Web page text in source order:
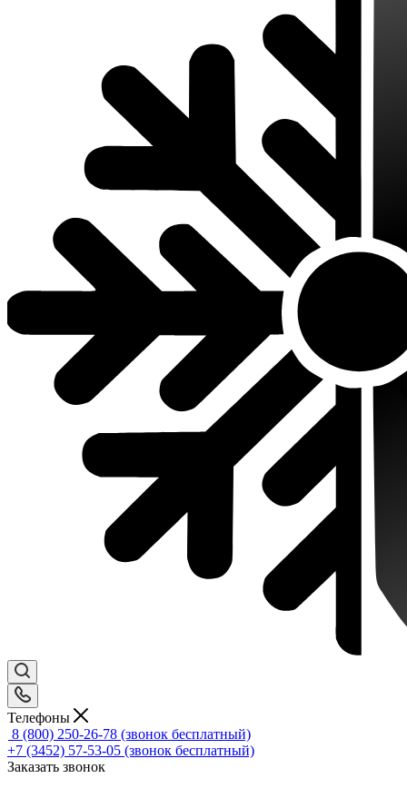
Телефоны
8 (800) 250-26-78 (звонок бесплатный)
+7 (3452) 57-53-05 (звонок бесплатный)
Заказать звонок